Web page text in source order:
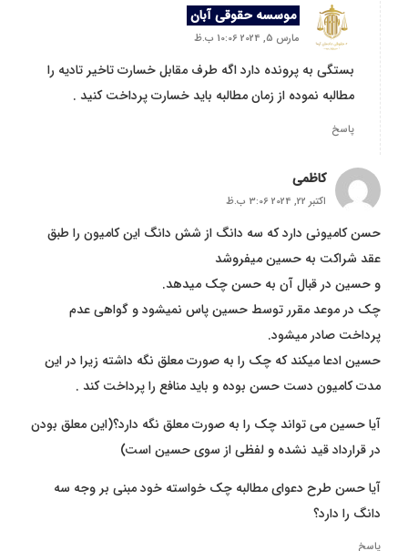
موسسه حقوقی آبان
مارس 5, 2024 10:06 ب.ظ
بستگی به پرونده دارد اگه طرف مقابل خسارت تاخیر تادیه را
مطالبه نموده از زمان مطالبه باید خسارت پرداخت کنید .
پاسخ
کاظمی
اکتبر 22, 2024 3:06 ب.ظ
حسن کامیونی دارد که سه دانگ از شش دانگ این کامیون را طبق
عقد شراکت به حسین میفروشد
و حسین در قبال آن به حسن چک میدهد.
چک در موعد مقرر توسط حسین پاس نمیشود و گواهی عدم
پرداخت صادر میشود.
حسین ادعا میکند که چک را به صورت معلق نگه داشته زیرا در این
مدت کامیون دست حسن بوده و باید منافع را پرداخت کند .
آیا حسین می تواند چک را به صورت معلق نگه دارد؟(این معلق بودن
در قرارداد قید نشده و لفظی از سوی حسین است)
آیا حسن طرح دعوای مطالبه چک خواسته خود مبنی بر وجه سه
دانگ را دارد؟
پاسخ